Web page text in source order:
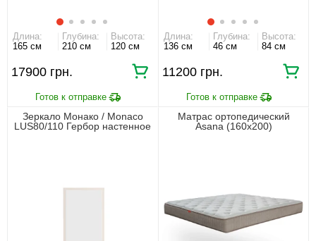
Длина:
165 см
Глубина:
210 см
Высота:
120 см
17900 грн.
Длина:
136 см
Глубина:
46 см
Высота:
84 см
11200 грн.
Зеркало Монако / Monaco
LUS80/110 Гербор настенное
Матрас ортопедический
Asana (160х200)